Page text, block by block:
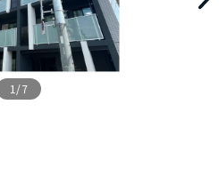
1/7